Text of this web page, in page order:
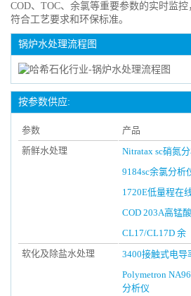
COD、TOC、余氯等重要参数的实时监
符合工艺要求和环保标准。
锅炉水处理流程图
按参数供应:
参数
产品
新鲜水处理
Nitratax sc硝氮
9184sc余氯分析
1720E低量程在
COD 203A高锰
CL17/CL17D 余
软化及除盐水处理
3400接触式电导
Polymetron
分析仪